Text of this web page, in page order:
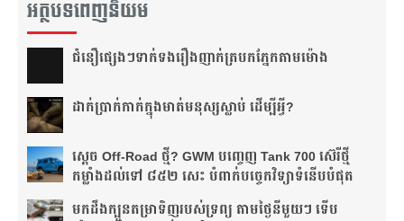
អត្ថបទពេញនិយម
ជំនឿ​ផ្សេងៗ​ទាក់ទង​រឿង​ញាក់​ត្របក​ភ្នែក​តាម​ម៉ោង​
ដាក់​ប្រាក់​កាក់​ក្នុង​មាត់​មនុស្ស​ស្លាប់ ដើម្បី​អ្វី?
ស្តេច Off-Road ថ្មី? GWM បញ្ចេញ Tank 700 ស៊េរីថ្មី
កម្លាំងដល់ទៅ ៨៥២ សេះ បំពាក់បច្ចេកវិទ្យាទំនើបបំផុត
មកដឹងក្បួនតម្រាទិញរបស់ទ្រព្យ តាមថ្ងៃនីមួយៗ ទើប